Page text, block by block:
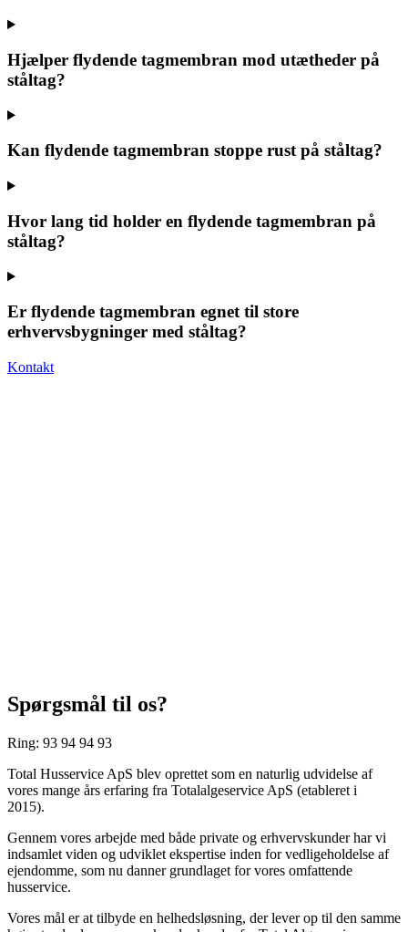
Hjælper flydende tagmembran mod utætheder på
ståltag?
Kan flydende tagmembran stoppe rust på ståltag?
Hvor lang tid holder en flydende tagmembran på
ståltag?
Er flydende tagmembran egnet til store
erhvervsbygninger med ståltag?
Kontakt
Spørgsmål til os?
Ring: 93 94 94 93
Total Husservice ApS blev oprettet som en naturlig udvidelse af
vores mange års erfaring fra Totalalgeservice ApS (etableret i
2015).
Gennem vores arbejde med både private og erhvervskunder har vi
indsamlet viden og udviklet ekspertise inden for vedligeholdelse af
ejendomme, som nu danner grundlaget for vores omfattende
husservice.
Vores mål er at tilbyde en helhedsløsning, der lever op til den samme